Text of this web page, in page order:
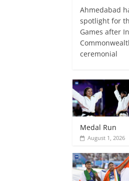
Ahmedabad
spotlight for
Games after
ceremonial
Medal Run
August 1, 2026